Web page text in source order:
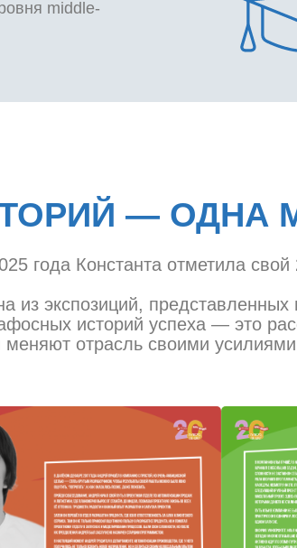
middle-
— ОДНА
года Константа отметила
из экспозиций, представленных
историй успеха — это
отрасль своими